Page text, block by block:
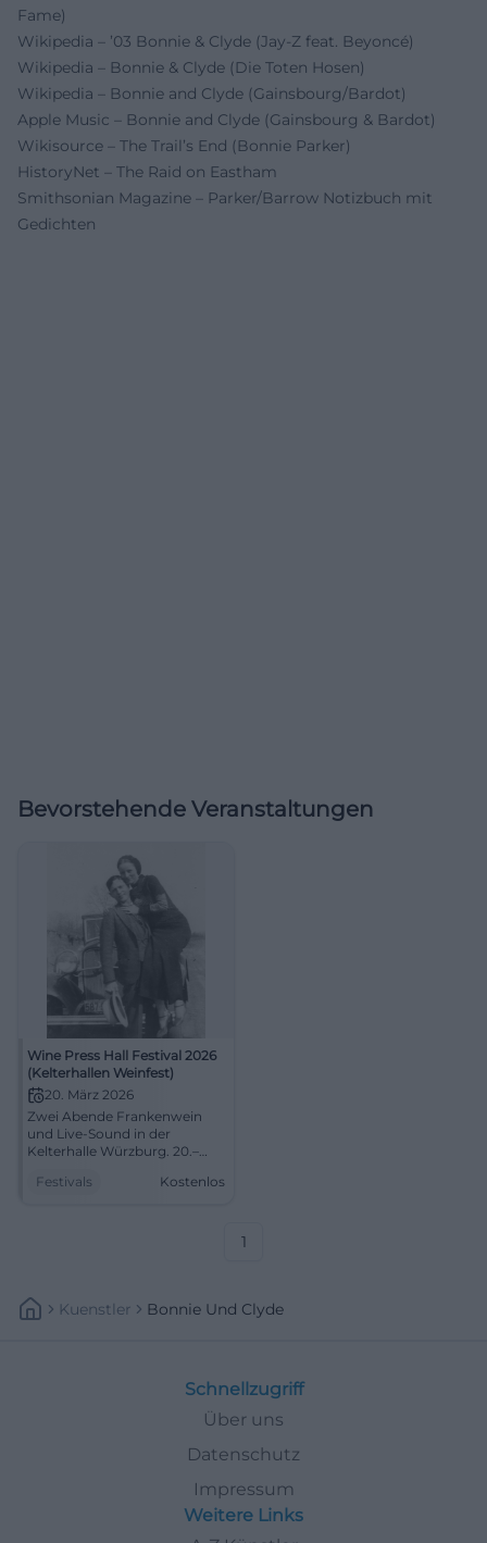
Fame)
Wikipedia – ’03 Bonnie & Clyde (Jay‑Z feat. Beyoncé)
Wikipedia – Bonnie & Clyde (Die Toten Hosen)
Wikipedia – Bonnie and Clyde (Gainsbourg/Bardot)
Apple Music – Bonnie and Clyde (Gainsbourg & Bardot)
Wikisource – The Trail’s End (Bonnie Parker)
HistoryNet – The Raid on Eastham
Smithsonian Magazine – Parker/Barrow Notizbuch mit
Gedichten
Bevorstehende Veranstaltungen
Wine Press Hall Festival 2026
(Kelterhallen Weinfest)
20. März 2026
Zwei Abende Frankenwein
und Live-Sound in der
Kelterhalle Würzburg. 20.–
frei. Indoor-Atmosphäre,
Festivals Kostenlos
1
Kuenstler Bonnie Und Clyde
Schnellzugriff
Über uns
Datenschutz
Impressum
Weitere Links